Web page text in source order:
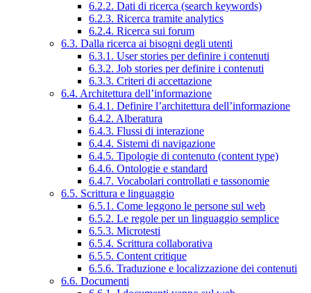
6.2.2. Dati di ricerca (search keywords)
6.2.3. Ricerca tramite analytics
6.2.4. Ricerca sui forum
6.3. Dalla ricerca ai bisogni degli utenti
6.3.1. User stories per definire i contenuti
6.3.2. Job stories per definire i contenuti
6.3.3. Criteri di accettazione
6.4. Architettura dell’informazione
6.4.1. Definire l’architettura dell’informazione
6.4.2. Alberatura
6.4.3. Flussi di interazione
6.4.4. Sistemi di navigazione
6.4.5. Tipologie di contenuto (content type)
6.4.6. Ontologie e standard
6.4.7. Vocabolari controllati e tassonomie
6.5. Scrittura e linguaggio
6.5.1. Come leggono le persone sul web
6.5.2. Le regole per un linguaggio semplice
6.5.3. Microtesti
6.5.4. Scrittura collaborativa
6.5.5. Content critique
6.5.6. Traduzione e localizzazione dei contenuti
6.6. Documenti